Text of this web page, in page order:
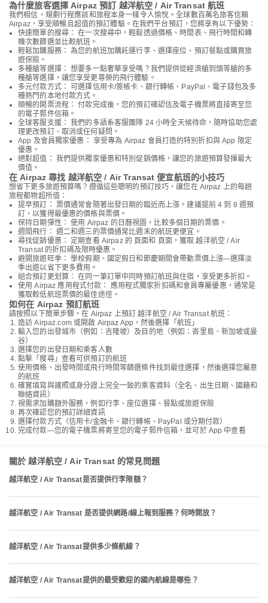
為什麼旅客選擇 Airpaz 預訂 越洋航空 / Air Transat 航班
我們相信，規劃行程應該和旅程本身一樣令人愉悅。全球數百萬名旅客信賴
Airpaz，享受順暢且超值的預訂體驗。在我們平台預訂，您將享有以下優勢：
快速簡單的搜尋： 在一次搜尋中，輕鬆透過價格、時間表、飛行時間和轉
機次數篩選並比較航班。
輕鬆加購服務： 為您的航班加購託運行李、選擇座位、預訂餐點或購買旅
遊保險。
多種艙等選擇： 想要多一點奢華享受嗎？我們提供從經濟艙到頭等艙的多
種艙等選擇，讓您享受更尊榮的飛行體驗。
多元付款方式： 可選擇信用卡/簽帳卡、銀行轉帳、PayPal、電子錢包及多
種熱門的本地付款方式。
順暢的開票流程： 付款完成後，您的預訂確認信及電子機票將直接寄至您
的電子郵件信箱。
全球客服支援： 我們的多語系客服團隊 24 小時全天候待命，隨時協助您處
理更改預訂、取消或任何疑問。
App 及會員獨家優惠： 享受專為 Airpaz 會員打造的特別折扣與 App 限定
優惠。
絕對超值： 我們提供獨家優惠和特別促銷價格，讓您的旅遊預算發揮最大
價值。
在 Airpaz 尋找 越洋航空 / Air Transat 便宜航班的小技巧
想省下更多旅遊預算嗎？遵循這些聰明的預訂技巧，讓您在 Airpaz 上的每趟
旅程都物超所值：
提早預訂： 票價通常會隨著出發日期的臨近而上漲。建議提前 4 到 8 週預
訂，以獲得最優惠的價格與票價。
保持日期彈性： 使用 Airpaz 的日曆視圖，比較多個日期的票價。
週間飛行： 週二和週三的票價通常比週末的航班更便宜。
尋找促銷優惠： 定期查看 Airpaz 的 頁面和 頁面，獲取 越洋航空 / Air
Transat 的折扣碼及限時優惠。
避開旅遊旺季： 學校假期、國定假日和節慶期間會帶動票價上漲—選擇淡
季出遊以省下更多費用。
組合預訂更划算： 在同一筆訂單中同時預訂航班與住宿，享受更多折扣。
使用 Airpaz 應用程式付款： 應用程式獨家折扣碼和會員專屬優惠，通常是
獲取較低航班票價的最佳途徑。
如何在 Airpaz 預訂航班
請按照以下簡單步驟，在 Airpaz 上預訂 越洋航空 / Air Transat 航班：
造訪 Airpaz.com 或開啟 Airpaz App，然後選擇「航班」
輸入您的出發城市（例如：吉隆坡）及目的地（例如：峇里島、新加坡或曼
谷）
選擇您的出發日期和乘客人數
點擊「搜尋」查看可供預訂的航班
使用價格、出發時間或飛行時間等篩選條件找到最佳選擇，然後選擇您屬意
的航班
確實填寫與護照或身分證上完全一致的乘客資料（全名、出生日期、國籍和
聯絡資訊）
視需求加購額外服務，例如行李、座位選擇、餐點或旅遊保險
再次確認您的預訂詳細資訊
選擇付款方式（信用卡/金融卡、銀行轉帳、PayPal 或分期付款）
完成付款—您的電子機票將寄至您的電子郵件信箱，並可於 App 中查看
關於 越洋航空 / Air Transat 的常見問題
越洋航空 / Air Transat是否提供行李限額？
越洋航空 / Air Transat 是否提供網路/線上報到服務？何時開放？
越洋航空 / Air Transat提供多少條航線？
越洋航空 / Air Transat提供的最受歡迎的國內航線是哪些？